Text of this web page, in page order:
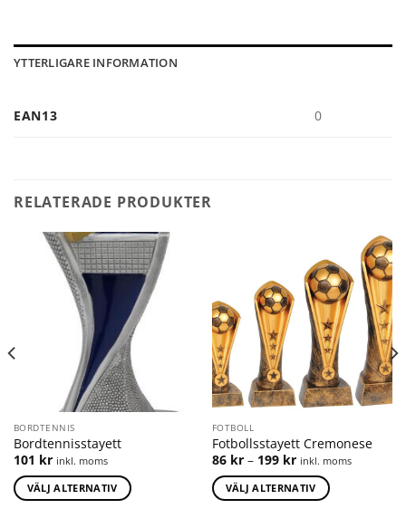
YTTERLIGARE INFORMATION
EAN13 0
RELATERADE PRODUKTER
BORDTENNIS
Bordtennisstayett
101 kr inkl. moms
VÄLJ ALTERNATIV
FOTBOLL
Fotbollsstayett Cremonese
86 kr – 199 kr inkl. moms
VÄLJ ALTERNATIV